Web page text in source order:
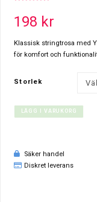
of
5
198 kr
Klassisk stringtrosa med
för komfort och
Storlek
LÄGG I VARUKORG
Säker handel
Diskret leverans